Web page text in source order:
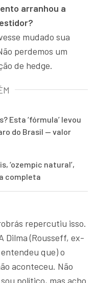
arranhou a
mudado sua
perdemos um
de hedge.
Esta ‘fórmula’ levou
do Brasil — valor
‘ozempic natural’,
completa
repercutiu isso.
Dilma (Rousseff, ex-
que) o
aconteceu. Não
político, mas acho